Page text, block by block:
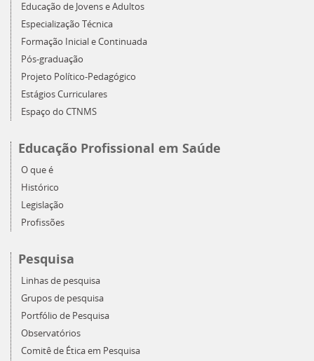
Educação de Jovens e Adultos
Especialização Técnica
Formação Inicial e Continuada
Pós-graduação
Projeto Político-Pedagógico
Estágios Curriculares
Espaço do CTNMS
Educação Profissional em Saúde
O que é
Histórico
Legislação
Profissões
Pesquisa
Linhas de pesquisa
Grupos de pesquisa
Portfólio de Pesquisa
Observatórios
Comitê de Ética em Pesquisa